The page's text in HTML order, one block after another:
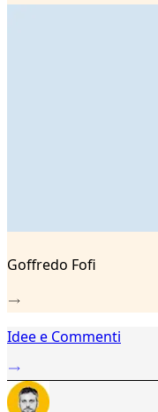
3
Goffredo Fofi
Idee e Commenti